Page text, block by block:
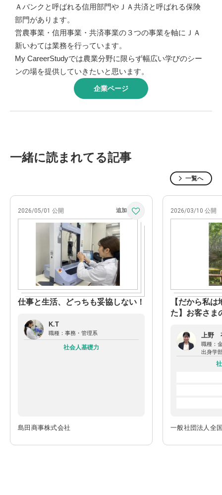
Ａバンクと呼ばれる信用部門やＪＡ共済と呼ばれる保険
部門があります。
営農事業・信用事業・共済事業の３つの事業を軸にＪＡ
新いわては業務を行っています。
My CareerStudyでは農業分野に限らず幅広い学びのシー
ンの場を提供していきたいと思います。
企業ページ
一緒に読まれてる記事
一覧へ
2026/05/01 公開
仕事と生活、どっちも妥協しない！
K.T
職種： 事務・管理系
社会人基礎力
島田商事株式会社
2026/03/10 公開
【だから私
た】お客さま
上野
職種：
出身学
一般社団法人全